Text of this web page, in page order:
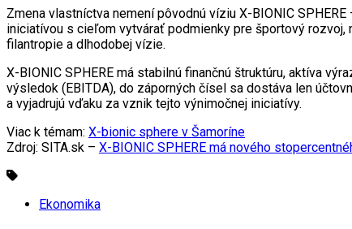
Zmena vlastníctva nemení pôvodnú víziu X-BIONIC
iniciatívou s cieľom vytvárať podmienky pre športový
filantropie a dlhodobej vízie.
X-BIONIC SPHERE má stabilnú finančnú štruktúru, aktíva
výsledok (EBITDA), do záporných čísel sa dostáva len
a vyjadrujú vďaku za vznik tejto výnimočnej iniciatívy.
Viac k témam: X-bionic sphere v Šamoríne
Zdroj: SITA.sk – X-BIONIC SPHERE má nového
Ekonomika